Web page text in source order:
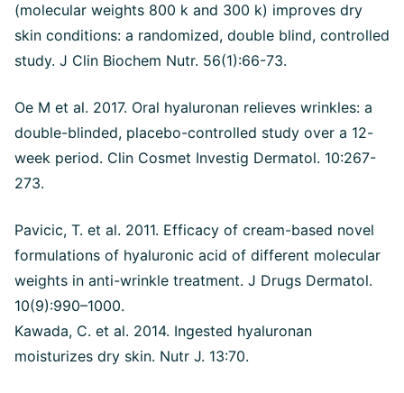
(molecular weights 800 k and 300 k) improves dry
skin conditions: a randomized, double blind, controlled
study. J Clin Biochem Nutr. 56(1):66-73.
Oe M et al. 2017. Oral hyaluronan relieves wrinkles: a
double-blinded, placebo-controlled study over a 12-
week period. Clin Cosmet Investig Dermatol. 10:267-
273.
Pavicic, T. et al. 2011. Efficacy of cream-based novel
formulations of hyaluronic acid of different molecular
weights in anti-wrinkle treatment. J Drugs Dermatol.
10(9):990–1000.
Kawada, C. et al. 2014. Ingested hyaluronan
moisturizes dry skin. Nutr J. 13:70.